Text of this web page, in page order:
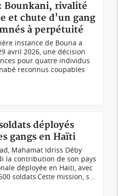
Bounkani, rivalité
et chute d'un gang
à perpétuité
instance de Bouna a
avril 2026, une décision
pour quatre individus
reconnus coupables
déployés
gangs en Haïti
Mahamat Idriss Déby
la contribution de son pays
déployée en Haïti, avec
soldats.Cette mission, s...